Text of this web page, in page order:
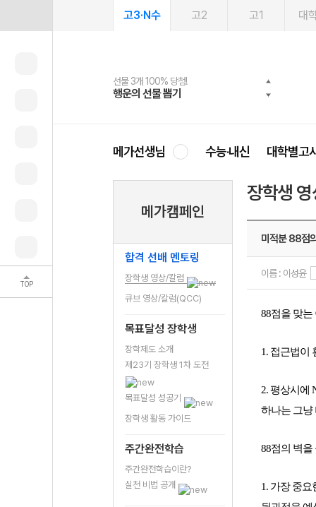
TOP
고3·N수 고2 고1 대
선물 3개 100% 당첨!
행운의 선물 뽑기
선물 100% 증정!
메가스터디 X 올리브
여름방학 스터디 캐시백
메가런 썸머스쿨
2027 러셀 단과
강사 공개선발
스마트러닝앱
설문 EVENT
메가패스
3일 무료 체험권
메가패스 수강생 무료혜택!
메가클럽 멤버십
사회공헌 캠페인
희망이룸 메가나눔
메가선생님 수능·내신 대학별고
메가캠페인
합격 선배 멘토링
장학생 영상/칼럼
큐브 영상/칼럼(QCC)
목표달성 장학생
장학제도 소개
제23기 장학생 1차 도전
목표달성 성공기
장학생 활동 가이드
주간완전학습
주간완전학습이란?
실천 비법 공개
장학생
미적분 88점
이름 : 이성윤
88점을 맞는
1. 접근법이
2. 평상시에
하나는 그
88점의 벽
1. 가장 중요